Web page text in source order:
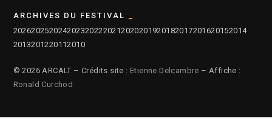
ARCHIVES DU FESTIVAL
2026202520242023202220212020201920182017201620152014
2013201220112010
© 2026 ARCALT – Crédits site : Etienne Delcambre – Affiche :
Ronald Curchod